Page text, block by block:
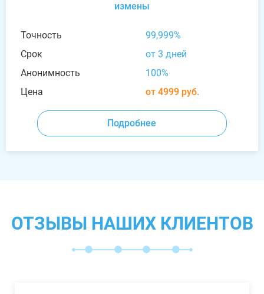
измены
Точность
99,999%
Срок
от 3 дней
Анонимность
100%
Цена
от 4999 руб.
Подробнее
ОТЗЫВЫ НАШИХ КЛИЕНТОВ